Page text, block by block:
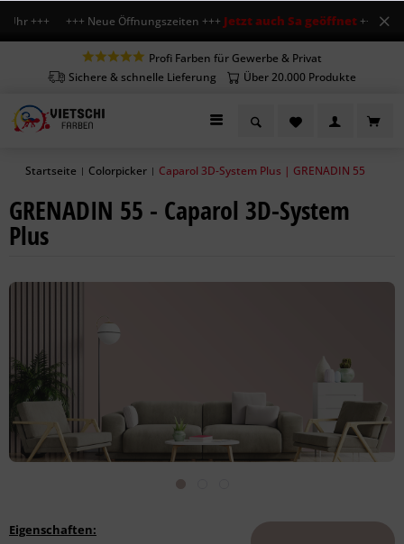
+++ +++ Neue Öffnungszeiten +++Jetzt auch Sa geöffnet+++ Mo-Fr
Profi Farben für Gewerbe & Privat
Sichere & schnelle Lieferung
Über 20.000 Produkte
Startseite | Colorpicker | Caparol 3D-System Plus | GRENADIN 55
GRENADIN 55 - Caparol 3D-System
Plus
Eigenschaften: